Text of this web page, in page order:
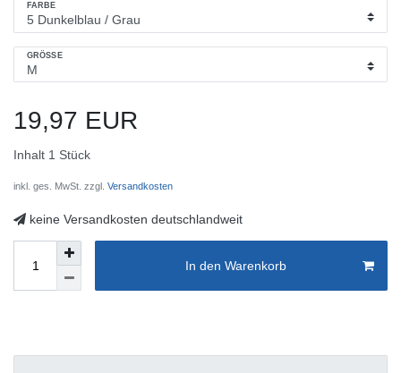
FARBE
GRÖSSE
19,97 EUR
Inhalt 1 Stück
inkl. ges. MwSt. zzgl. Versandkosten
keine Versandkosten deutschlandweit
In den Warenkorb